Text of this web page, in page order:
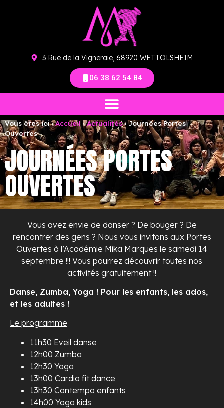
3 Rue de la Vigneraie, 68920 WETTOLSHEIM
06 38 62 54 84
Vous êtes ici ›Accueil›Actualités›Journées Portes
Ouvertes
JOURNÉES PORTES
OUVERTES
Vous avez envie de danser ? De bouger ? De
rencontrer des gens ? Nous vous invitons aux Portes
Ouvertes à l’Académie Mika Marques le samedi 14
septembre !!! Vous pourrez découvrir toutes nos
activités gratuitement !!
Danse, Zumba, Yoga ! Pour les enfants, les ados,
et les adultes !
Le programme
11h30 Eveil danse
12h00 Zumba
12h30 Yoga
13h00 Cardio fit dance
13h30 Contempo enfants
14h00 Yoga kids